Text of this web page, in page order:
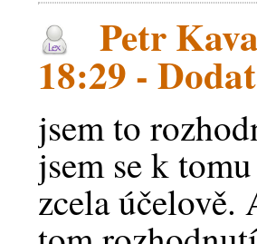
Petr
18:29 -
jsem to
jsem se k
zcela účelově.